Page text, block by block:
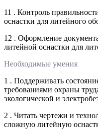
11 . Контроль
оснастки для литейного
12 . Оформление
литейной оснастки для
Необходимые умения
1 . Поддерживать
требованиями охраны
экологической и
2 . Читать чертежи и
сложную литейную